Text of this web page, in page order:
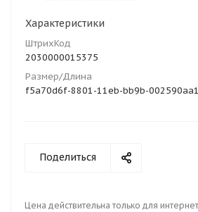
Характеристики
ШтрихКод
2030000015375
Размер/Длина
f5a70d6f-8801-11eb-bb9b-
Поделиться
Цена действительна только для